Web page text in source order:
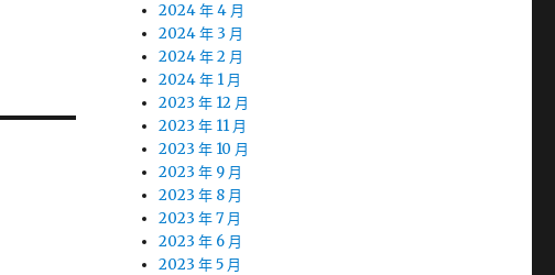
2024 年 4 月
2024 年 3 月
2024 年 2 月
2024 年 1 月
2023 年 12 月
2023 年 11 月
2023 年 10 月
2023 年 9 月
2023 年 8 月
2023 年 7 月
2023 年 6 月
2023 年 5 月